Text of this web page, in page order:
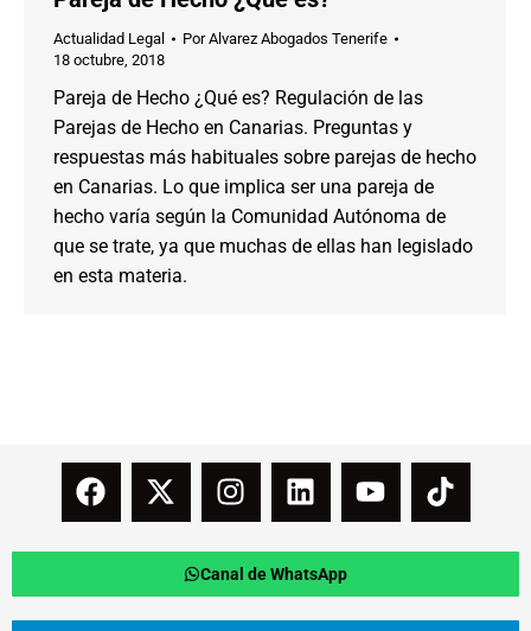
Actualidad Legal PorAlvarez Abogados Tenerife
18 octubre, 2018
Pareja de Hecho ¿Qué es? Regulación de las
Parejas de Hecho en Canarias. Preguntas y
respuestas más habituales sobre parejas de hecho
en Canarias. Lo que implica ser una pareja de
hecho varía según la Comunidad Autónoma de
que se trate, ya que muchas de ellas han legislado
en esta materia.
Canal de WhatsApp